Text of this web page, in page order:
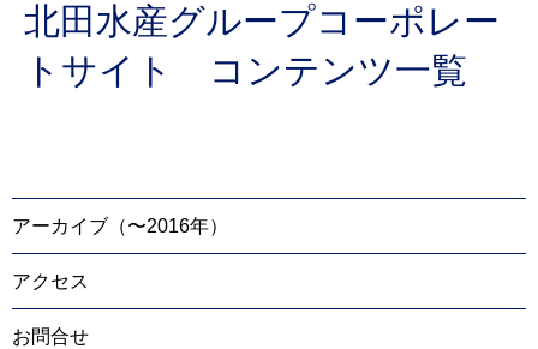
北田水産グループコーポレー
トサイト コンテンツ一覧
アーカイブ（〜2016年）
アクセス
お問合せ